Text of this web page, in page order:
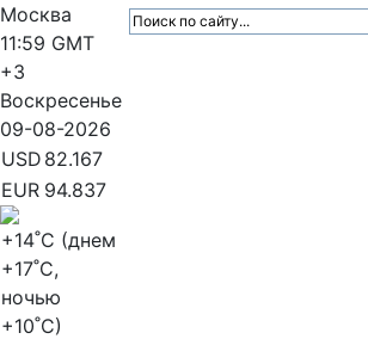
Москва
11:59 GMT
+3
Воскресенье
09-08-2026
USD 82.167
EUR 94.837
+14˚C (днем
+17˚C,
ночью
+10˚C)